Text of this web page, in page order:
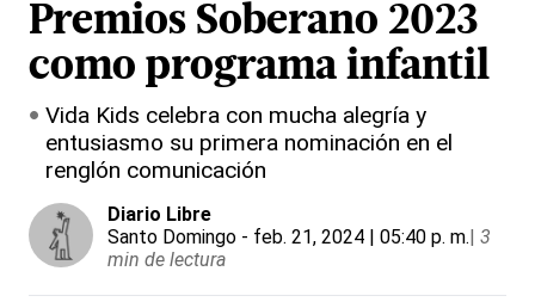
Premios Soberano 2023
como programa infantil
Vida Kids celebra con mucha alegría y
entusiasmo su primera nominación en el
renglón comunicación
Diario Libre
Santo Domingo - feb. 21, 2024 | 05:40 p. m.| 3
min de lectura